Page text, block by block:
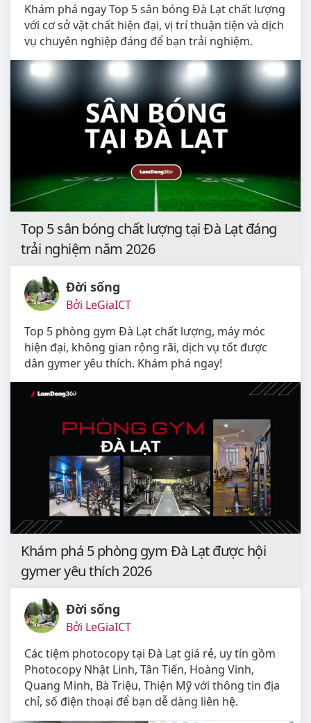
Khám phá ngay Top 5 sân bóng Đà Lạt chất lượng
với cơ sở vật chất hiện đại, vị trí thuận tiện và dịch
vụ chuyên nghiệp đáng để bạn trải nghiệm.
Top 5 sân bóng chất lượng tại Đà Lạt đáng
trải nghiệm năm 2026
Đời sống
Bởi LeGiaICT
Top 5 phòng gym Đà Lạt chất lượng, máy móc
hiện đại, không gian rộng rãi, dịch vụ tốt được
dân gymer yêu thích. Khám phá ngay!
Khám phá 5 phòng gym Đà Lạt được hội
gymer yêu thích 2026
Đời sống
Bởi LeGiaICT
Các tiệm photocopy tại Đà Lạt giá rẻ, uy tín gồm
Photocopy Nhật Linh, Tân Tiến, Hoàng Vinh,
Quang Minh, Bà Triệu, Thiện Mỹ với thông tin địa
chỉ, số điện thoại để bạn dễ dàng liên hệ.